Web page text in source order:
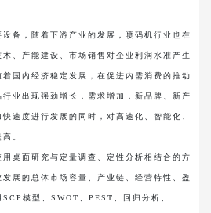
，随着下游产业的发展，喷码机行业也在
、产能建设、市场销售对企业利润水准产生
国内经济稳定发展，在促进内需消费的推动
业出现强劲增长，需求增加，新品牌、新产
速度进行发展的同时，对高速化、智能化、
。
面研究与定量调查、定性分析相结合的方
展的总体市场容量、产业链、经营特性、盈
模型、SWOT、PEST、回归分析、